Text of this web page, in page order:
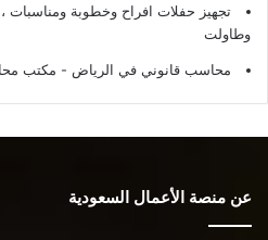
تجهيز حفلات افراح وخطوبة ومناسبات
وطاولت
محاسب قانوني في الرياض - مكتب
عن منصة الأعمال السعودية